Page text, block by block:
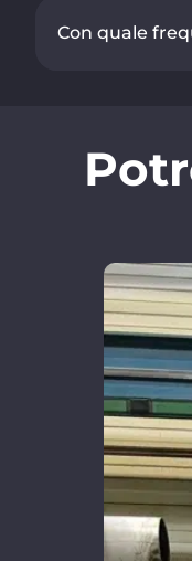
Con quale